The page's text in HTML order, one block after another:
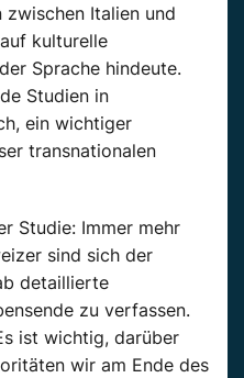
Italien und
kulturelle
Sprache hindeute.
Studien in
ein wichtiger
transnationalen
Studie: Immer mehr
sind sich der
detaillierte
zu verfassen.
ist wichtig, darüber
wir am Ende des